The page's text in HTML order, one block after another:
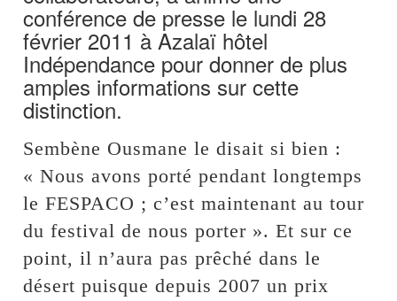
conférence de presse le lundi 28
février 2011 à Azalaï hôtel
Indépendance pour donner de plus
amples informations sur cette
distinction.
Sembène Ousmane le disait si bien :
« Nous avons porté pendant longtemps
le FESPACO ; c’est maintenant au tour
du festival de nous porter ». Et sur ce
point, il n’aura pas prêché dans le
désert puisque depuis 2007 un prix